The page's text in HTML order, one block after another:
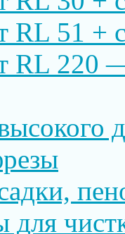
RL 51 +
RL 220
для